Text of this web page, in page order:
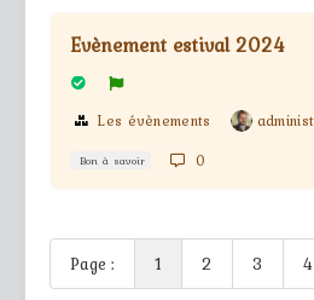
Evènement estival 2024
Les évènements
Bon à savoir 0
Page : 1 2 3 4